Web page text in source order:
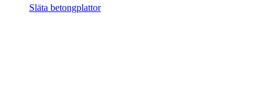
Släta betongplattor